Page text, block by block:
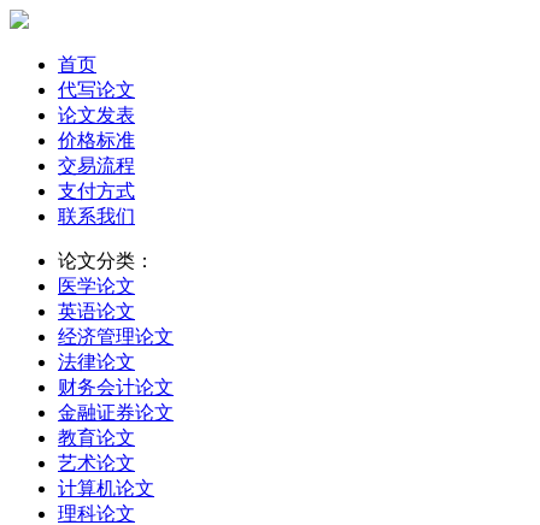
首页
代写论文
论文发表
价格标准
交易流程
支付方式
联系我们
论文分类：
医学论文
英语论文
经济管理论文
法律论文
财务会计论文
金融证券论文
教育论文
艺术论文
计算机论文
理科论文